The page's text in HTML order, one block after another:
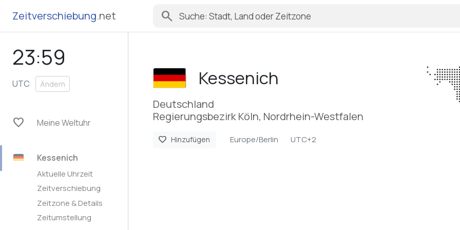
Zeitverschiebung.net search
23:59
UTC Ändern
favorite Meine Weltuhr
Kessenich
Aktuelle Uhrzeit
Zeitverschiebung
Zeitzone & Details
Zeitumstellung
Kessenich
Deutschland
Regierungsbezirk Köln, Nordrhein-Westfalen
favorite Hinzufügen Europe/Berlin UTC+2